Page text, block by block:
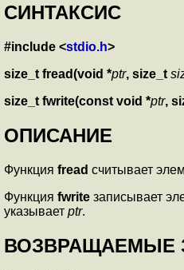
СИНТАКСИС
#include <stdio.h>
size_t fread(void *ptr, size_t
size_t fwrite(const void *ptr,
ОПИСАНИЕ
Функция fread считывает
Функция fwrite записывает
указывает ptr.
ВОЗВРАЩАЕМЫЕ